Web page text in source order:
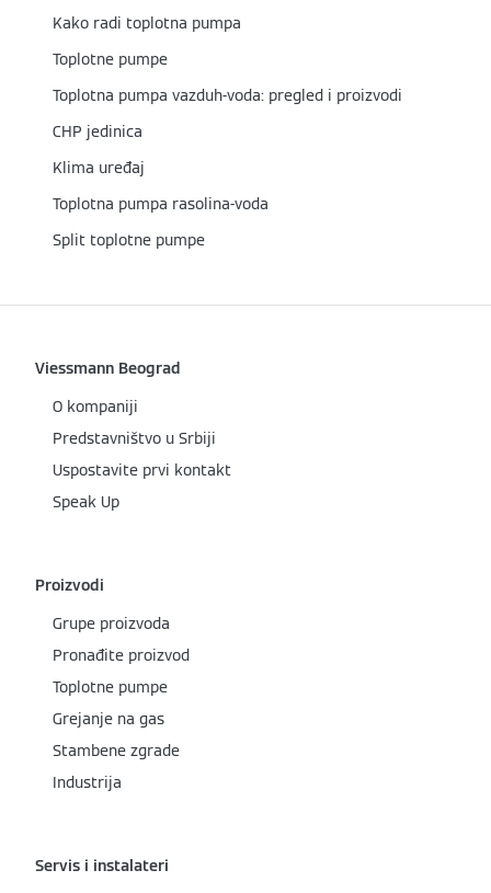
Kako radi toplotna pumpa
Toplotne pumpe
Toplotna pumpa vazduh-voda: pregled i proizvodi
CHP jedinica
Klima uređaj
Toplotna pumpa rasolina-voda
Split toplotne pumpe
Viessmann Beograd
O kompaniji
Predstavništvo u Srbiji
Uspostavite prvi kontakt
Speak Up
Proizvodi
Grupe proizvoda
Pronađite proizvod
Toplotne pumpe
Grejanje na gas
Stambene zgrade
Industrija
Servis i instalateri